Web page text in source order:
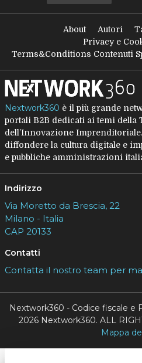
About Autori
Privacy e
Terms&Conditions Contenuti
Nextwork360 è il più grande
portali B2B dedicati ai temi
dell’Innovazione
diffondere la cultura digitale e
e pubbliche amministrazioni
Indirizzo
Via Moretto da Brescia, 22
Milano - Italia
CAP 20133
Contatti
Contatta il nostro team per
Nextwork360 - Codice fiscale e
2026 Nextwork360. ALL
Mappa